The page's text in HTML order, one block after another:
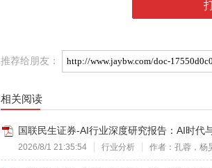
推荐给朋友：
相关阅读
国联民生证券-AI行业深度研究报告：AI时代
2026/8/1 21:35:54 行业分析 作者：孔蓉，杨